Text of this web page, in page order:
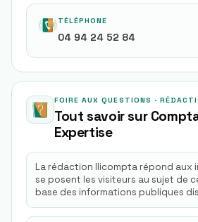
TÉLÉPHONE
04 94 24 52 84
FOIRE AUX QUESTIONS ·
Tout savoir sur
Expertise
La rédaction Ilicompta répond aux
se posent les visiteurs au sujet de
base des informations publiques